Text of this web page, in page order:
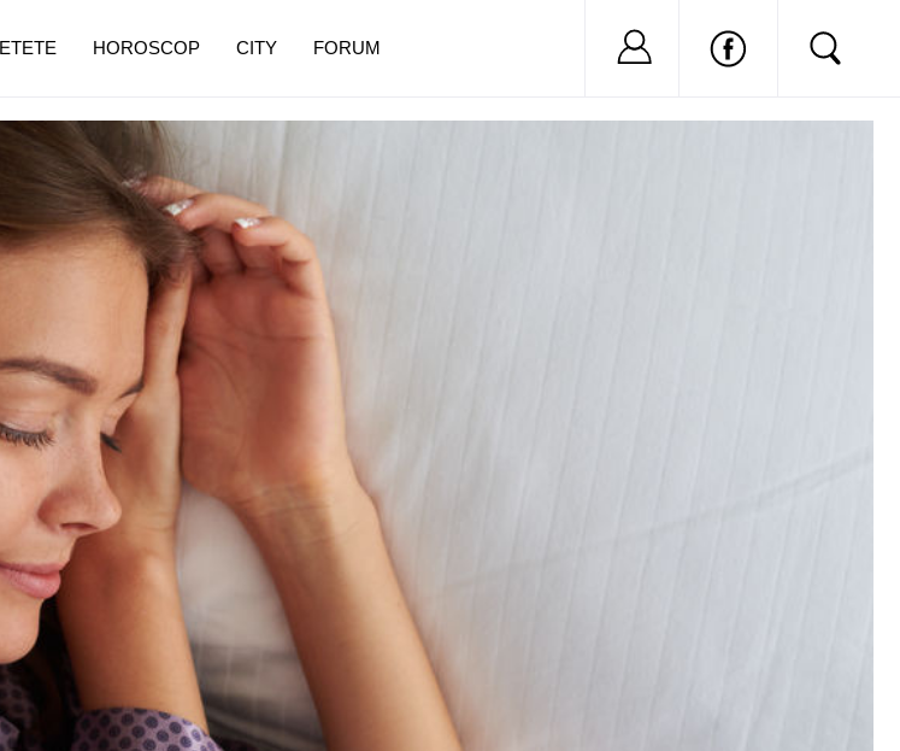
HOROSCOP CITY FORUM Nu ai cont?
pe măsură ce înaintezi în vârstă